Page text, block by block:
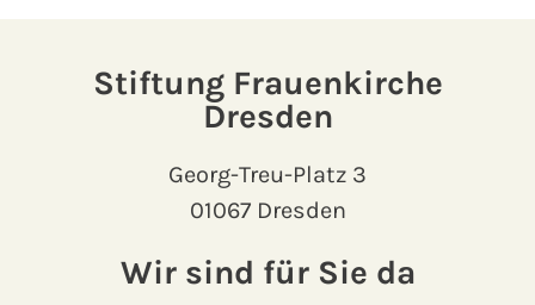
Stiftung Frauenkirche
Dresden
Georg-Treu-Platz 3
01067 Dresden
Wir sind für Sie da